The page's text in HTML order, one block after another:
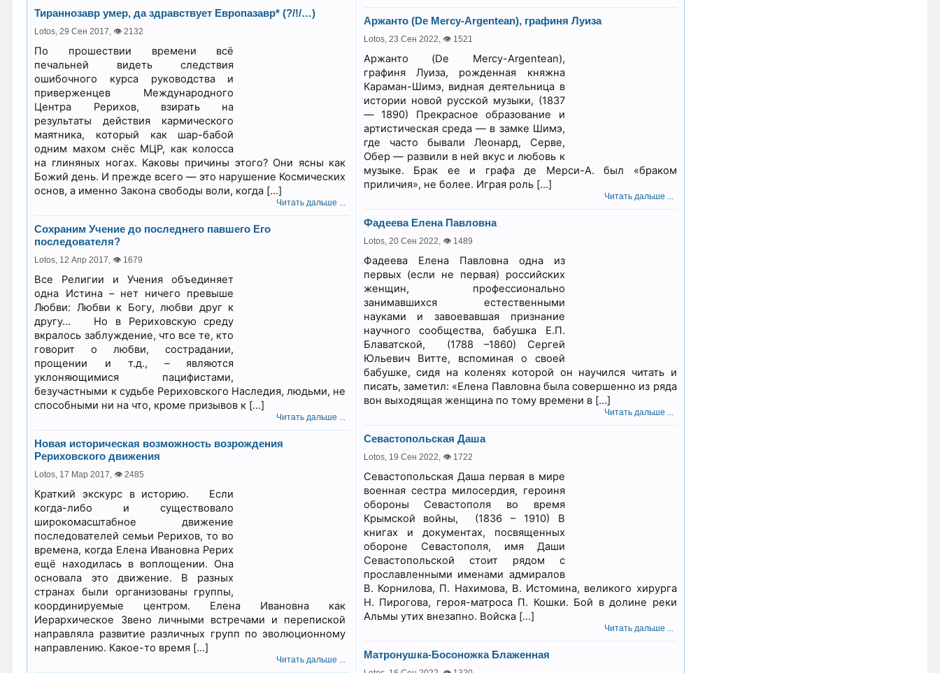
Тираннозавр умер, да здравствует Европазавр* (?/!/…)
Lotos,29 Сен 2017, 👁 2132
По прошествии времени всё
печальней видеть следствия
ошибочного курса руководства и
приверженцев Международного
Центра Рерихов, взирать на
результаты действия кармического
маятника, который как шар-бабой
одним махом снёс МЦР, как колосса
на глиняных ногах. Каковы причины этого? Они ясны как
Божий день. И прежде всего — это нарушение Космических
основ, а именно Закона свободы воли, когда […]
Читать дальше ...
Сохраним Учение до последнего павшего Его
последователя?
Lotos, 12 Апр 2017, 👁 1679
Все Религии и Учения объединяет
одна Истина – нет ничего превыше
Любви: Любви к Богу, любви друг к
другу… Но в Рериховскую среду
вкралось заблуждение, что все те, кто
говорит о любви, сострадании,
прощении и т.д., – являются
уклоняющимися пацифистами,
безучастными к судьбе Рериховского Наследия, людьми, не
способными ни на что, кроме призывов к […]
Читать дальше ...
Новая историческая возможность возрождения
Рериховского движения
Lotos, 17 Мар 2017, 👁 2485
Краткий экскурс в историю. Если
когда-либо и существовало
широкомасштабное движение
последователей семьи Рерихов, то во
времена, когда Елена Ивановна Рерих
ещё находилась в воплощении. Она
основала это движение. В разных
странах были организованы группы,
координируемые центром. Елена Ивановна как
Иерархическое Звено личными встречами и перепиской
направляла развитие различных групп по эволюционному
направлению. Какое-то время […]
Читать дальше ...
Аржанто (De Mercy-Argentean), графиня Луиза
Lotos, 23 Сен 2022, 👁 1521
Аржанто (De Mercy-Argentean),
графиня Луиза, рожденная княжна
Караман-Шимэ, видная деятельница в
истории новой русской музыки, (1837
— 1890) Прекрасное образование и
артистическая среда — в замке Шимэ,
где часто бывали Леонард, Серве,
Обер — развили в ней вкус и любовь к
музыке. Брак ее и графа де Мерси-А. был «браком
приличия», не более. Играя роль […]
Читать дальше ...
Фадеева Елена Павловна
Lotos, 20 Сен 2022, 👁 1489
Фадеева Елена Павловна одна из
первых (если не первая) российских
женщин, профессионально
занимавшихся естественными
науками и завоевавшая признание
научного сообщества, бабушка Е.П.
Блаватской, (1788 –1860) Сергей
Юльевич Витте, вспоминая о своей
бабушке, сидя на коленях которой он научился читать и
писать, заметил: «Елена Павловна была совершенно из ряда
вон выходящая женщина по тому времени в […]
Читать дальше ...
Севастопольская Даша
Lotos, 19 Сен 2022, 👁 1722
Севастопольская Даша первая в мире
военная сестра милосердия, героиня
обороны Севастополя во время
Крымской войны, (1836 – 1910) В
книгах и документах, посвященных
обороне Севастополя, имя Даши
Севастопольской стоит рядом с
прославленными именами адмиралов
В. Корнилова, П. Нахимова, В. Истомина, великого хирурга
Н. Пирогова, героя-матроса П. Кошки. Бой в долине реки
Альмы утих внезапно. Войска […]
Читать дальше ...
Матронушка-Босоножка Блаженная